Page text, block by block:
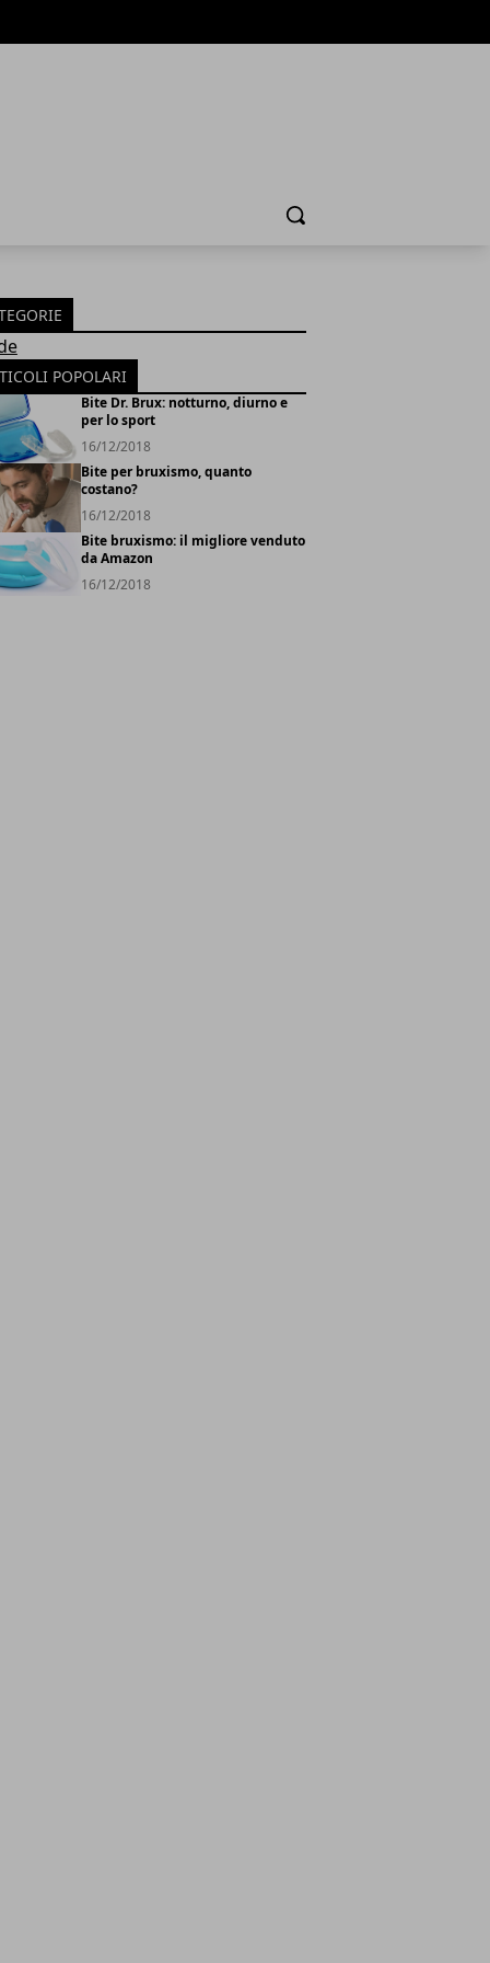
Cerca
POPOLARI
Bite Dr. Brux: notturno, diurno e
per lo sport
16/12/2018
Bite per bruxismo, quanto
costano?
16/12/2018
Bite bruxismo: il migliore venduto
da Amazon
16/12/2018